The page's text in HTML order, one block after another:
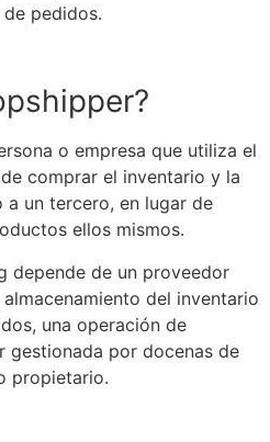
pedidos.
o empresa que utiliza el
de comprar el inventario y la
a un tercero, en lugar de
ellos mismos.
depende de un proveedor
del inventario
una operación de
gestionada por docenas de
propietario.